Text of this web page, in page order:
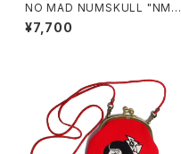
NO MAD NUMSKULL "NMN
×壊し屋 MULTI PRINT S/T"
(PEPPER.L)
¥7,700